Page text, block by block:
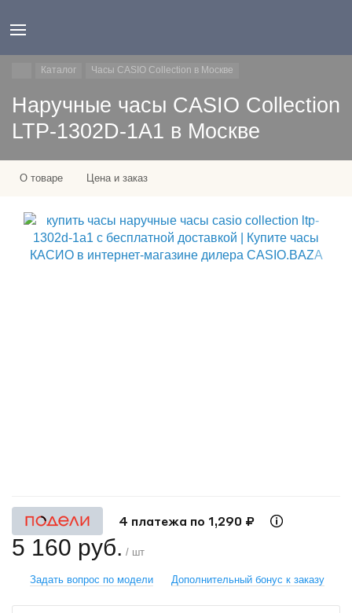
Каталог Часы CASIO Collection в Москве
Наручные часы CASIO Collection
LTP-1302D-1A1 в Москве
О товаре Цена и заказ
4 платежа по 1,290 ₽
5 160 руб. / шт
Задать вопрос по модели Дополнительный бонус к заказу